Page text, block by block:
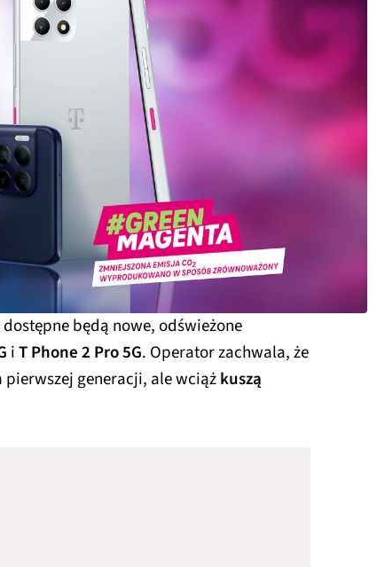
będą nowe, odświeżone
iT Phone 2 Pro 5G. Operator zachwala, że
pierwszej generacji, ale wciążkuszą